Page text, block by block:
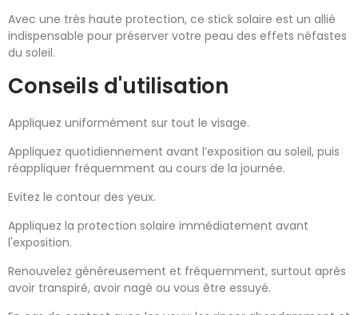
Avec une très haute protection, ce stick solaire est un allié
indispensable pour préserver votre peau des effets néfastes
du soleil.
Conseils d'utilisation
Appliquez uniformément sur tout le visage.
Appliquez quotidiennement avant l’exposition au soleil, puis
réappliquer fréquemment au cours de la journée.
Evitez le contour des yeux.
Appliquez la protection solaire immédiatement avant
l'exposition.
Renouvelez généreusement et fréquemment, surtout après
avoir transpiré, avoir nagé ou vous être essuyé.